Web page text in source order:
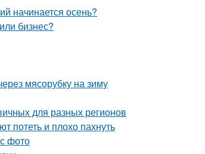
начинается осень?
бизнес?
мясорубку на зиму
для разных регионов
потеть и плохо пахнуть
фото